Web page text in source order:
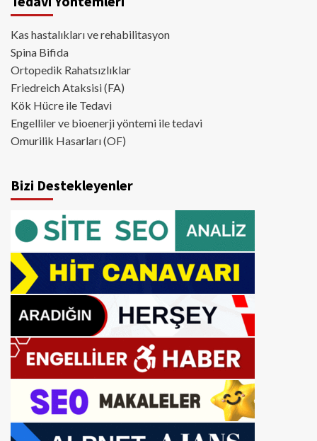
Kas hastalıkları ve rehabilitasyon
Spina Bifida
Ortopedik Rahatsızlıklar
Friedreich Ataksisi (FA)
Kök Hücre ile Tedavi
Engelliler ve bioenerji yöntemi ile tedavi
Omurilik Hasarları (OF)
Bizi Destekleyenler